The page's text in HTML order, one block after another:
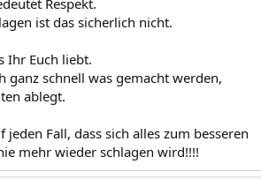
Respekt.
ist das sicherlich nicht.
Ihr Euch liebt.
ganz schnell was gemacht werden,
ablegt.
jeden Fall, dass sich alles zum besseren
mehr wieder schlagen wird!!!!